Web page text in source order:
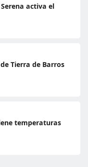
activa el
Tierra de Barros
temperaturas